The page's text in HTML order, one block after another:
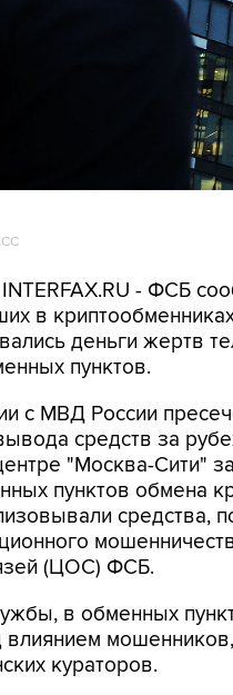
INTERFAX.RU - ФСБ
в
деньги жертв
пунктов.
с МВД России
средств за
"Москва-Сити"
пунктов обмена
средства,
(ЦОС) ФСБ.
в обменных
кураторов.